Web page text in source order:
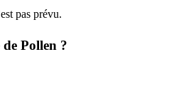
pas prévu.
de Pollen ?